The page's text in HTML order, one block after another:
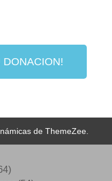
DONACION!
de ThemeZee.